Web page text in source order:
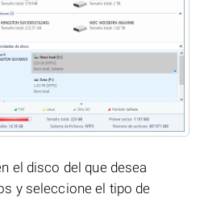
el disco del que desea
y seleccione el tipo de